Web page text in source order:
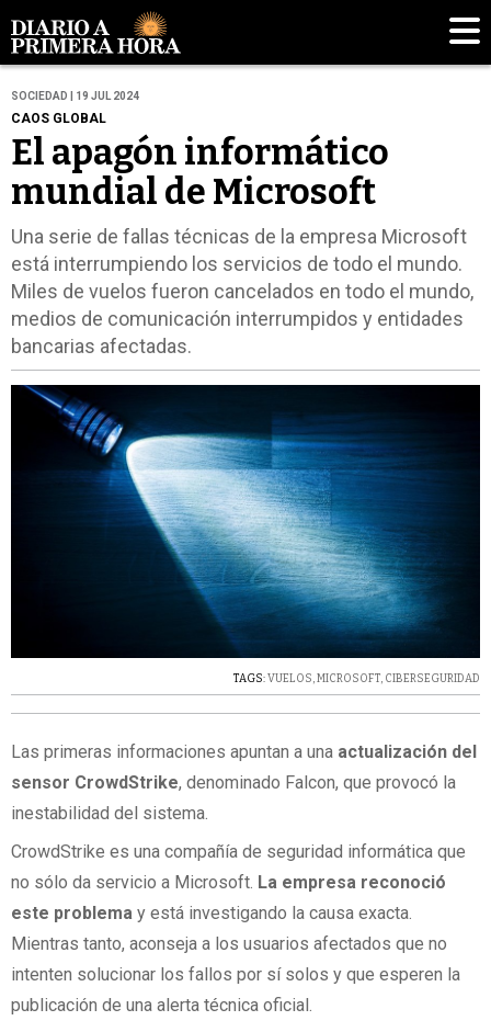
SOCIEDAD | 19 JUL 2024
CAOS GLOBAL
El apagón informático
mundial de Microsoft
Una serie de fallas técnicas de la empresa Microsoft
está interrumpiendo los servicios de todo el mundo.
Miles de vuelos fueron cancelados en todo el mundo,
medios de comunicación interrumpidos y entidades
bancarias afectadas.
TAGS: VUELOS,MICROSOFT, CIBERSEGURIDAD
Las primeras informaciones apuntan a una actualización del
sensor CrowdStrike, denominado Falcon, que provocó la
inestabilidad del sistema.
CrowdStrike es una compañía de seguridad informática que
no sólo da servicio a Microsoft. La empresa reconoció
este problema y está investigando la causa exacta.
Mientras tanto, aconseja a los usuarios afectados que no
intenten solucionar los fallos por sí solos y que esperen la
publicación de una alerta técnica oficial.